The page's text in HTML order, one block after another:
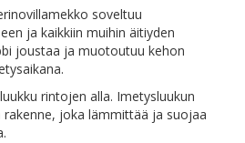
soveltuu
ja kaikkiin muihin äitiyden
joustaa ja muotoutuu kehon
rintojen alla. Imetysluukun
joka lämmittää ja suojaa